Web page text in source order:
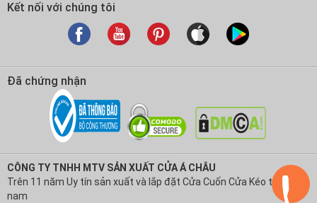
Kết nối với chúng tôi
Đã chứng nhận
CÔNG TY TNHH MTV SẢN XUẤT CỬA Á CHÂU
Trên 11 năm Uy tín sản xuất và lắp đặt Cửa Cuốn Cửa Kéo tại Việt
nam